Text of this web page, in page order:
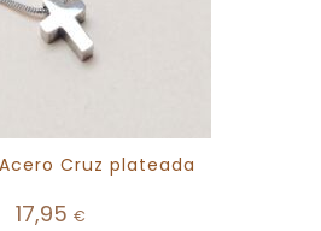
Cruz plateada
17,95 €